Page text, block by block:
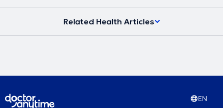
Related Health Articles
EN